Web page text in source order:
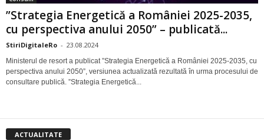
”Strategia Energetică a României 2025-2035,
cu perspectiva anului 2050” – publicată...
StiriDigitaleRo - 23.08.2024
Ministerul de resort a publicat ”Strategia Energetică a României 2025-2035, cu
perspectiva anului 2050”, versiunea actualizată rezultată în urma procesului de
consultare publică. ”Strategia Energetică...
ACTUALITATE